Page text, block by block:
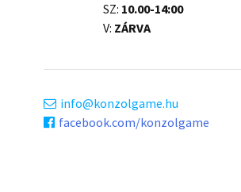
SZ: 10.00-14:00
V: ZÁRVA
info
konzolgame.hu
facebook.com/konzolgame